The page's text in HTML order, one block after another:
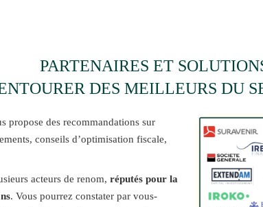
PARTENAIRES ET
DES MEILLEURS DU
propose des recommandations sur
conseils d’optimisation fiscale,
acteurs de renom, réputés pour la
. Vous pourrez constater par vous-